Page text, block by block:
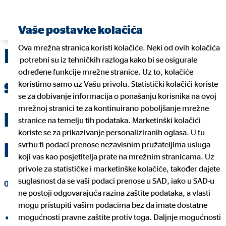
Porast broja klijenata i
stabilni razvoj
prometa OVB-a u
prvom kvartalu 2018.
08. svibnja 2018|OVB Holding AG
Podijeli na Facebooku
Vaše postavke kolačića
Ova mrežna stranica koristi kolačiće. Neki od ovih kolačića
potrebni su iz tehničkih razloga kako bi se osigurale
određene funkcije mrežne stranice. Uz to, kolačiće
koristimo samo uz Vašu privolu. Statistički kolačići koriste
se za dobivanje informacija o ponašanju korisnika na ovoj
mrežnoj stranici te za kontinuirano poboljšanje mrežne
stranice na temelju tih podataka. Marketinški kolačići
koriste se za prikazivanje personaliziranih oglasa. U tu
svrhu ti podaci prenose nezavisnim pružateljima usluga
koji vas kao posjetitelja prate na mrežnim stranicama. Uz
privole za statističke i marketinške kolačiće, također dajete
suglasnost da se vaši podaci prenose u SAD, iako u SAD-u
ne postoji odgovarajuća razina zaštite podataka, a vlasti
mogu pristupiti vašim podacima bez da imate dostatne
mogućnosti pravne zaštite protiv toga. Daljnje mogućnosti